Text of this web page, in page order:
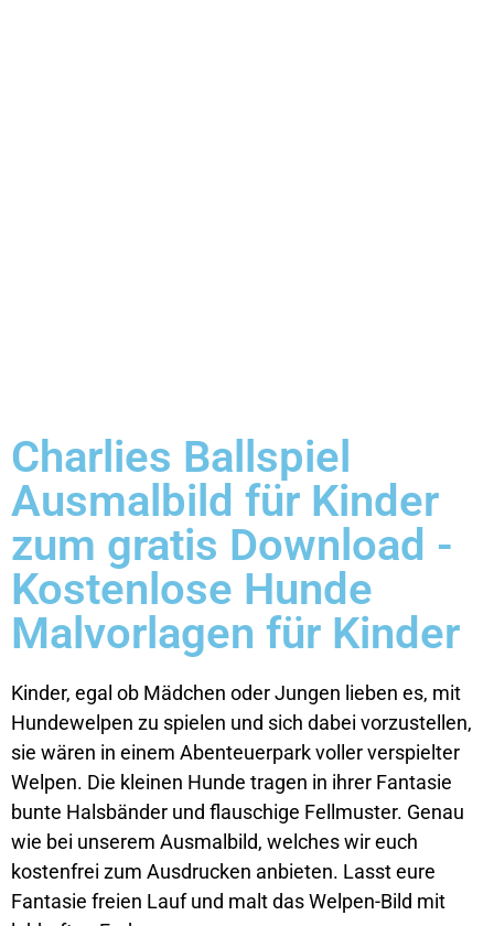
Charlies Ballspiel
Ausmalbild für Kinder
zum gratis Download -
Kostenlose Hunde
Malvorlagen für Kinder
Kinder, egal ob Mädchen oder Jungen lieben es, mit
Hundewelpen zu spielen und sich dabei vorzustellen,
sie wären in einem Abenteuerpark voller verspielter
Welpen. Die kleinen Hunde tragen in ihrer Fantasie
bunte Halsbänder und flauschige Fellmuster. Genau
wie bei unserem Ausmalbild, welches wir euch
kostenfrei zum Ausdrucken anbieten. Lasst eure
Fantasie freien Lauf und malt das Welpen-Bild mit